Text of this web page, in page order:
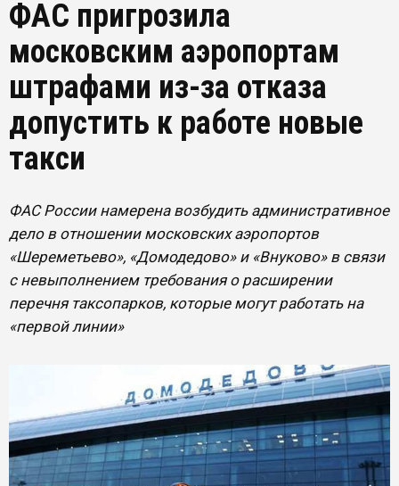
ФАС пригрозила
московским аэропортам
штрафами из-за отказа
допустить к работе новые
такси
ФАС России намерена возбудить административное
дело в отношении московских аэропортов
«Шереметьево», «Домодедово» и «Внуково» в связи
с невыполнением требования о расширении
перечня таксопарков, которые могут работать на
«первой линии»